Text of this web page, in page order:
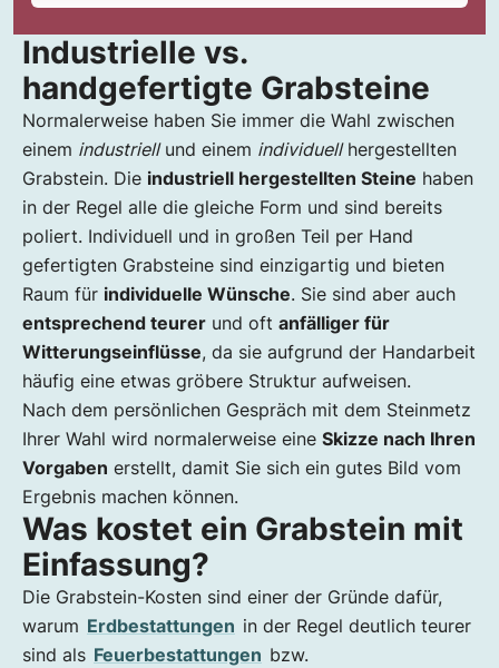
Industrielle vs.
handgefertigte Grabsteine
Normalerweise haben Sie immer die Wahl zwischen
einem industriellund einem individuellhergestellten
Grabstein. Die industriell hergestellten Steine haben
in der Regel alle die gleiche Form und sind bereits
poliert. Individuell und in großen Teil per Hand
gefertigten Grabsteine sind einzigartig und bieten
Raum für individuelle Wünsche. Sie sind aber auch
entsprechend teurer und oft anfälliger für
Witterungseinflüsse, da sie aufgrund der Handarbeit
häufig eine etwas gröbere Struktur aufweisen.
Nach dem persönlichen Gespräch mit dem Steinmetz
Ihrer Wahl wird normalerweise eine Skizze nach Ihren
Vorgaben erstellt, damit Sie sich ein gutes Bild vom
Ergebnis machen können.
Was kostet ein Grabstein mit
Einfassung?
Die Grabstein-Kosten sind einer der Gründe dafür,
warum Erdbestattungen in der Regel deutlich teurer
sind als Feuerbestattungen bzw.